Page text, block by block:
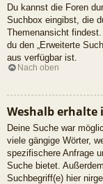
Du kannst die Foren
Suchbox eingibst, die
Themenansicht
du den „Erweiterte
aus verfügbar ist.
Nach oben
Weshalb erhalte
Deine Suche war
viele gängige Wörter,
spezifischere Anfrage
Suche bietet.
Suchbegriff(e) hier